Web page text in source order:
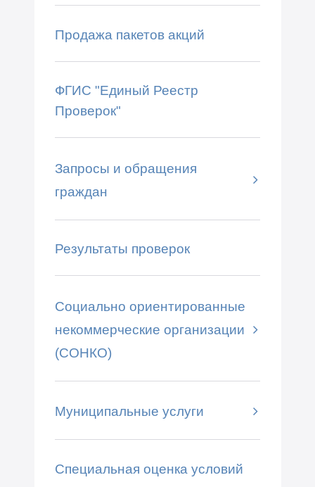
Продажа пакетов акций
ФГИС "Единый Реестр
Проверок"
Запросы и обращения
граждан
Результаты проверок
Социально ориентированные
некоммерческие организации
(СОНКО)
Муниципальные услуги
Специальная оценка условий